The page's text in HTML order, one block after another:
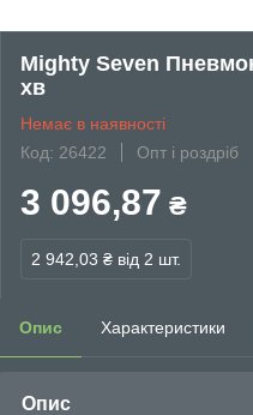
Mighty Seven
хв
Немає в наявності
Код: 26422
Опт і роздріб
3 096,87 ₴
2 942,03 ₴ від 2 шт.
Опис Характеристики
Опис